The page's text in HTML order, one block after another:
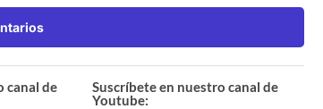
canal de
Suscríbete en nuestro canal de
Youtube: